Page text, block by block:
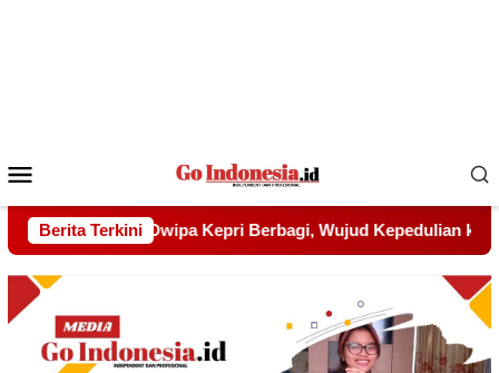
Mobile
Berita Terkini
Kepedulian kepada Pondok Tahfidz Yatim dan Dhuafa Al-